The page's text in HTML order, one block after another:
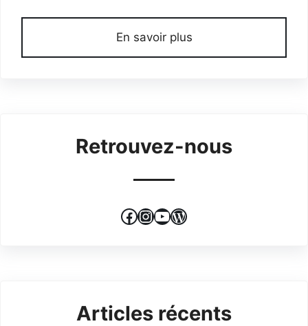
En savoir plus
Retrouvez-nous
Facebook
Instagram
YouTube
WordPress
Articles récents